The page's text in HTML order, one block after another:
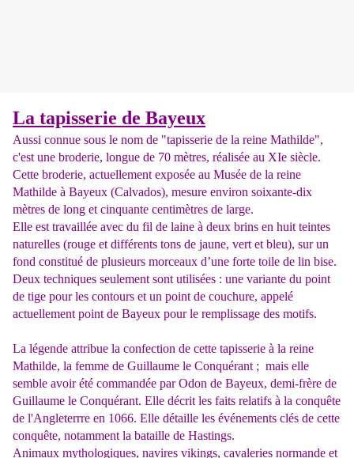
La tapisserie de Bayeux
Aussi connue sous le nom de "tapisserie de la reine Mathilde",
c'est une broderie, longue de 70 mètres, réalisée au XIe siècle.
Cette broderie, actuellement exposée au Musée de la reine
Mathilde à Bayeux (Calvados), mesure environ soixante-dix
mètres de long et cinquante centimètres de large.
Elle est travaillée avec du fil de laine à deux brins en huit teintes
naturelles (rouge et différents tons de jaune, vert et bleu), sur un
fond constitué de plusieurs morceaux d’une forte toile de lin bise.
Deux techniques seulement sont utilisées : une variante du point
de tige pour les contours et un point de couchure, appelé
actuellement point de Bayeux pour le remplissage des motifs.
La légende attribue la confection de cette tapisserie à la reine
Mathilde, la femme de Guillaume le Conquérant ; mais elle
semble avoir été commandée par Odon de Bayeux, demi-frère de
Guillaume le Conquérant. Elle décrit les faits relatifs à la conquête
de l'Angleterrre en 1066. Elle détaille les événements clés de cette
conquête, notamment la bataille de Hastings.
Animaux mythologiques, navires vikings, cavaleries normande et